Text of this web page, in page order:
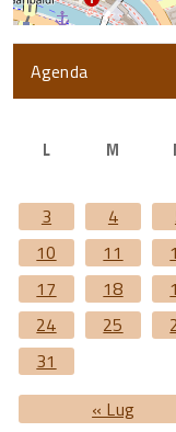
Agenda
L M
3
4
10
11
17
18
24
25
31
« Lug